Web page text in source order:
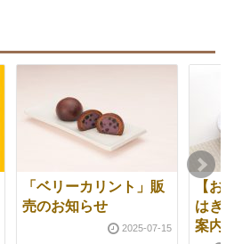
「ベリーカリント」販
売のお知らせ
2025-07-15
【
は
案内